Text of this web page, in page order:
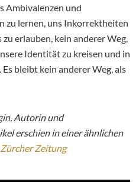
Ambivalenzen und
zu lernen, uns Inkorrektheiten
erlauben, kein anderer Weg,
Identität zu kreisen und in
bleibt kein anderer Weg, als
Autorin und
erschien in einer ähnlichen
Zeitung